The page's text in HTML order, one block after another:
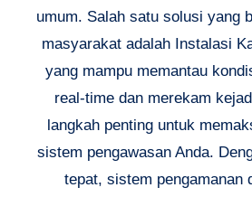
umum. Salah satu solusi yang
masyarakat adalah Instalasi
yang mampu memantau
real-time dan merekam
langkah penting untuk
sistem pengawasan Anda.
tepat, sistem pengamanan